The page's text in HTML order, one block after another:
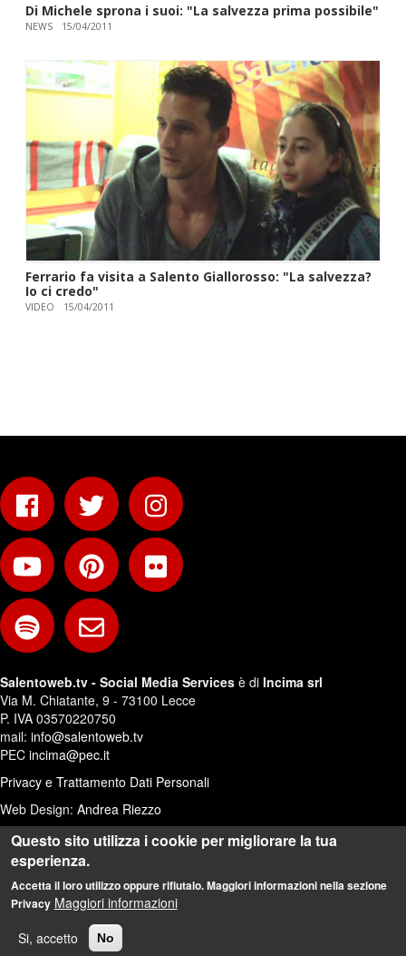
Di Michele sprona i suoi: "La salvezza prima possibile"
NEWS 15/04/2011
Ferrario fa visita a Salento Giallorosso: "La salvezza?
Io ci credo"
VIDEO 15/04/2011
Salentoweb.tv - Social Media Services è di Incima srl
Via M. Chiatante, 9 - 73100 Lecce
P. IVA 03570220750
mail: info@salentoweb.tv
PEC incima@pec.it
Privacy e Trattamento Dati Personali
Web Design: Andrea Riezzo
Questo sito utilizza i cookie per migliorare la tua
esperienza.
Accetta il loro utilizzo oppure rifiutalo. Maggiori informazioni nella sezione
Privacy Maggiori informazioni
Si, accetto
No